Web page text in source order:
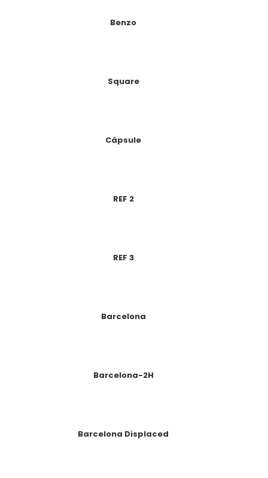
Benzo
Square
Cápsule
REF 2
REF 3
Barcelona
Barcelona-2H
Barcelona Displaced